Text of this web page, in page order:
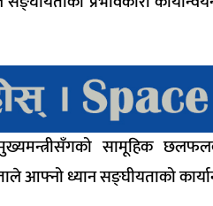
सामूहिक
आफ्नो ध्यानसङ्घीयताको